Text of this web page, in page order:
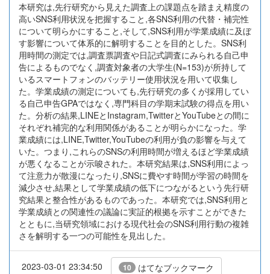
本研究は,先行研究から見えた調査上の課題点を踏まえ精度の
高いSNS利用状況を把握すること,各SNS利用の代替・補完性
について明らかにすること,そして,SNS利用が学業成績に及ぼ
す影響について体系的に解明することを目的とした。SNS利
用時間の測定では,調査票調査や日記式調査にみられる自己申
告によるものでなく,調査対象者の大学生(N=153)が所持して
いるスマートフォンのバッテリー使用状況を用いて収集し
た。学業成績の測定についても,先行研究の多くが採用してい
る自己申告GPAではなく,専門科目の学期末試験の得点を用い
た。分析の結果,LINEとInstagram,TwitterとYouTubeとの間に
それぞれ補完的な利用関係があることが明らかになった。学
業成績には,LINE,Twitter,YouTubeの利用が負の影響を与えて
いた。つまり,これらのSNSの利用時間が増えるほど学業成績
が悪くなることが示唆された。本研究結果は,SNS利用によっ
て注意力が散漫になったり,SNSに費やす時間が学習の時間を
減少させ,結果として学業成績の低下につながるという先行研
究結果と整合性があるものであった。本研究では,SNS利用と
学業成績との関連性の議論に実証的根拠を示すことができた
とともに,当研究領域における現代社会のSNS利用行動の複雑
さを解明する一つの可能性を見出した。
2023-03-01 23:34:50 10 はてなブックマーク